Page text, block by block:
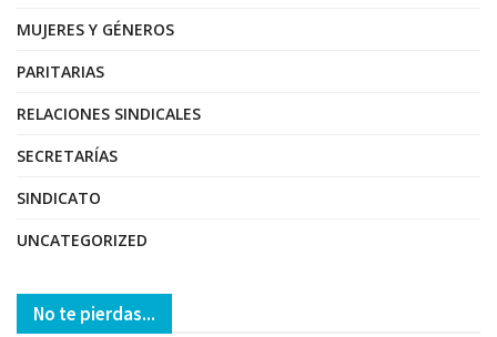
MUJERES Y GÉNEROS
PARITARIAS
RELACIONES SINDICALES
SECRETARÍAS
SINDICATO
UNCATEGORIZED
No te pierdas...